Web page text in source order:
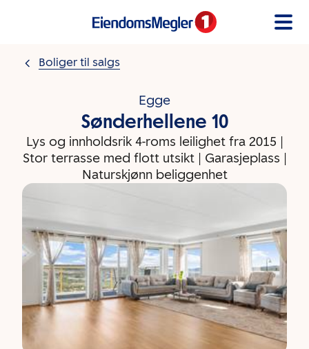
Boliger til salgs
Egge
Sønderhellene 10
Lys og innholdsrik 4-roms leilighet fra 2015 |
Stor terrasse med flott utsikt | Garasjeplass |
Naturskjønn beliggenhet